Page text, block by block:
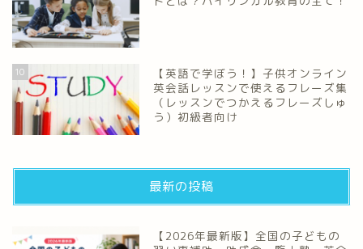
10
【英語で学ぼう！】子供オンライン
英会話レッスンで使えるフレーズ集
（レッスンでつかえるフレーズしゅ
う）初級者向け
最新の投稿
【2026年最新版】全国の子どもの